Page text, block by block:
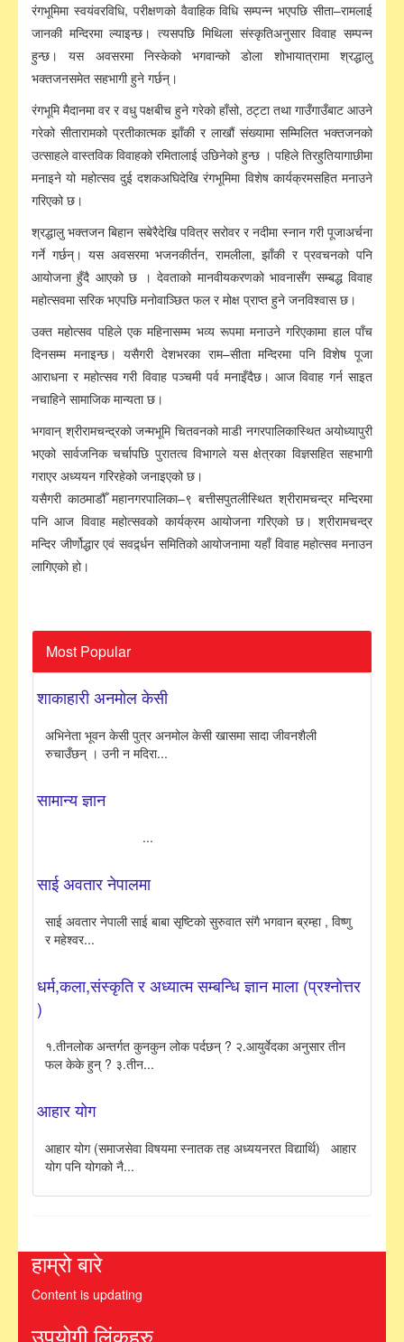
रंगभूमिमा स्वयंवरविधि, परीक्षणको वैवाहिक विधि सम्पन्न भएपछि सीता–रामलाई
जानकी मन्दिरमा ल्याइन्छ। त्यसपछि मिथिला संस्कृतिअनुसार विवाह सम्पन्न
हुन्छ। यस अवसरमा निस्केको भगवान्को डोला शोभायात्रामा श्रद्धालु
भक्तजनसमेत सहभागी हुने गर्छन्।
रंगभूमि मैदानमा वर र वधु पक्षबीच हुने गरेको हाँसो, ठट्टा तथा गाउँगाउँबाट आउने
गरेको सीतारामको प्रतीकात्मक झाँकी र लाखौं संख्यामा सम्मिलित भक्तजनको
उत्साहले वास्तविक विवाहको रमितालाई उछिनेको हुन्छ । पहिले तिरहुतियागाछीमा
मनाइने यो महोत्सव दुई दशकअघिदेखि रंगभूमिमा विशेष कार्यक्रमसहित मनाउने
गरिएको छ।
श्रद्धालु भक्तजन बिहान सबेरैदेखि पवित्र सरोवर र नदीमा स्नान गरी पूजाअर्चना
गर्ने गर्छन्। यस अवसरमा भजनकीर्तन, रामलीला, झाँकी र प्रवचनको पनि
आयोजना हुँदै आएको छ । देवताको मानवीयकरणको भावनासँग सम्बद्ध विवाह
महोत्सवमा सरिक भएपछि मनोवाञ्छित फल र मोक्ष प्राप्त हुने जनविश्वास छ।
उक्त महोत्सव पहिले एक महिनासम्म भव्य रूपमा मनाउने गरिएकामा हाल पाँच
दिनसम्म मनाइन्छ। यसैगरी देशभरका राम–सीता मन्दिरमा पनि विशेष पूजा
आराधना र महोत्सव गरी विवाह पञ्चमी पर्व मनाइँदैछ। आज विवाह गर्न साइत
नचाहिने सामाजिक मान्यता छ।
भगवान् श्रीरामचन्द्रको जन्मभूमि चितवनको माडी नगरपालिकास्थित अयोध्यापुरी
भएको सार्वजनिक चर्चापछि पुरातत्व विभागले यस क्षेत्रका विज्ञसहित सहभागी
गराएर अध्ययन गरिरहेको जनाइएको छ।
यसैगरी काठमाडौँ महानगरपालिका–९ बत्तीसपुतलीस्थित श्रीरामचन्द्र मन्दिरमा
पनि आज विवाह महोत्सवको कार्यक्रम आयोजना गरिएको छ। श्रीरामचन्द्र
मन्दिर जीर्णोद्धार एवं सवर्द्र्धन समितिको आयोजनामा यहाँ विवाह महोत्सव मनाउन
लागिएको हो।
Most Popular
शाकाहारी अनमोल केसी
अभिनेता भूवन केसी पुत्र अनमोल केसी खासमा सादा जीवनशैली
रुचाउँछन् । उनी न मदिरा...
सामान्य ज्ञान
...
साई अवतार नेपालमा
साई अवतार नेपाली साई बाबा सृष्टिको सुरुवात संगै भगवान ब्रम्हा , विष्णु
र महेश्वर...
धर्म,कला,संस्कृति र अध्यात्म सम्बन्धि ज्ञान माला (प्रश्नोत्तर
)
१.तीनलोक अन्तर्गत कुनकुन लोक पर्दछन् ? २.आयुर्वेदका अनुसार तीन
फल केके हुन् ? ३.तीन...
आहार योग
आहार योग (समाजसेवा विषयमा स्नातक तह अध्ययनरत विद्यार्थि) आहार
योग पनि योगको नै...
हाम्रो बारे
Content is updating
उपयोगी लिंकहरु